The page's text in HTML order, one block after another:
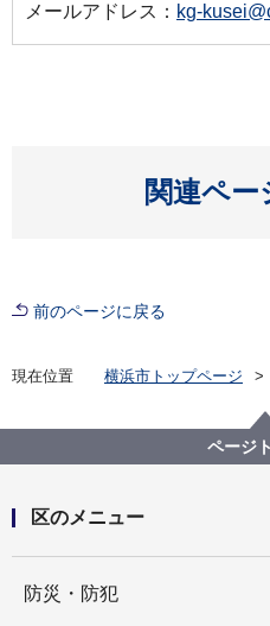
メールアドレス： kg-
関連ペー
前のページに戻る
現在位置 横浜市トップページ
区長瓦版（令和６年度
神奈川図書館で展示
ページ
区のメニュー
防災・防犯